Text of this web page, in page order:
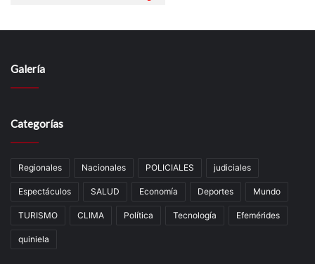
Galería
Categorías
Regionales Nacionales POLICIALES judiciales
Espectáculos SALUD Economía Deportes Mundo
TURISMO CLIMA Política Tecnología Efemérides
quiniela